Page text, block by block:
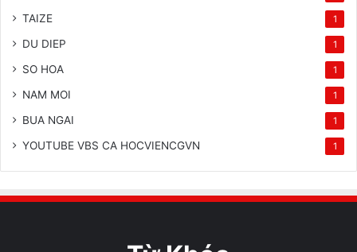
TAIZE 1
DU DIEP 1
SO HOA 1
NAM MOI 1
BUA NGAI 1
YOUTUBE VBS CA HOCVIENCGVN 1